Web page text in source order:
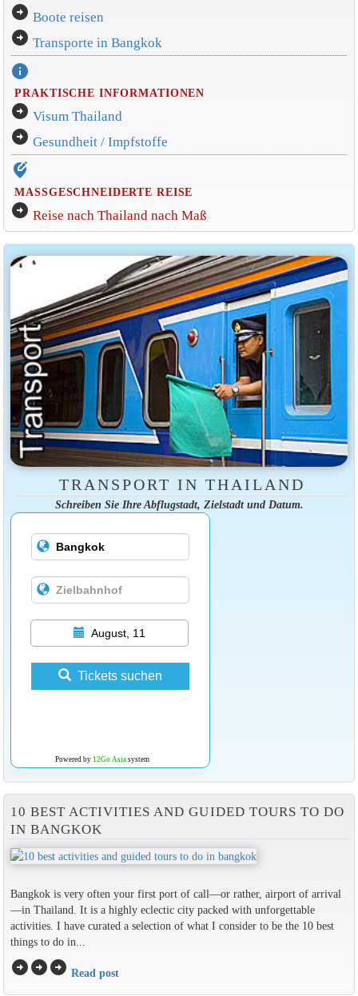
arrow_circle_right Boote reisen
arrow_circle_right Transporte in Bangkok
info
PRAKTISCHE INFORMATIONEN
arrow_circle_right Visum Thailand
arrow_circle_right Gesundheit / Impfstoffe
edit_location_alt
MASSGESCHNEIDERTE REISE
arrow_circle_right Reise nach Thailand nach Maß
TRANSPORT IN THAILAND
Schreiben Sie Ihre Abflugstadt, Zielstadt und Datum.
August, 11
Tickets suchen
Powered by 12Go Asiasystem
10 BEST ACTIVITIES AND GUIDED TOURS TO DO
IN BANGKOK
Bangkok is very often your first port of call—or rather, airport of arrival
—in Thailand. It is a highly eclectic city packed with unforgettable
activities. I have curated a selection of what I consider to be the 10 best
things to do in...
arrow_circle_rightarrow_circle_rightarrow_circle_right Read post